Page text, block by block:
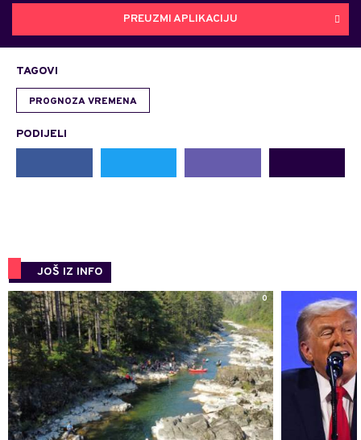
PREUZMI APLIKACIJU
TAGOVI
PROGNOZA VREMENA
PODIJELI
JOŠ IZ INFO
0